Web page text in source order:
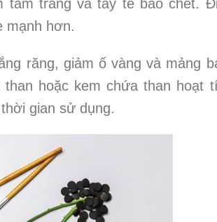
tắm trắng và tẩy tế bào chết.
mạnh hơn.
răng, giảm ố vàng và mảng
hoặc kem chứa than hoạt
gian sử dụng.